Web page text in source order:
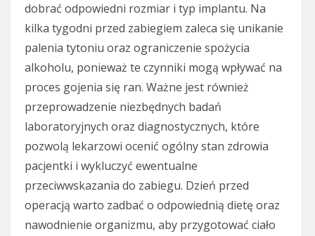
dobrać odpowiedni rozmiar i typ implantu. Na
kilka tygodni przed zabiegiem zaleca się unikanie
palenia tytoniu oraz ograniczenie spożycia
alkoholu, ponieważ te czynniki mogą wpływać na
proces gojenia się ran. Ważne jest również
przeprowadzenie niezbędnych badań
laboratoryjnych oraz diagnostycznych, które
pozwolą lekarzowi ocenić ogólny stan zdrowia
pacjentki i wykluczyć ewentualne
przeciwwskazania do zabiegu. Dzień przed
operacją warto zadbać o odpowiednią dietę oraz
nawodnienie organizmu, aby przygotować ciało